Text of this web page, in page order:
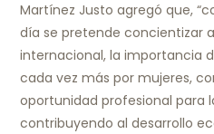
Martínez Justo agregó que,
día se pretende concientizar
internacional, la importancia
cada vez más por mujeres,
oportunidad profesional para
contribuyendo al desarrollo